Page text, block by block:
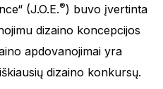
(J.O.E.®) buvo įvertinta
dizaino koncepcijos
apdovanojimai yra
dizaino konkursų.